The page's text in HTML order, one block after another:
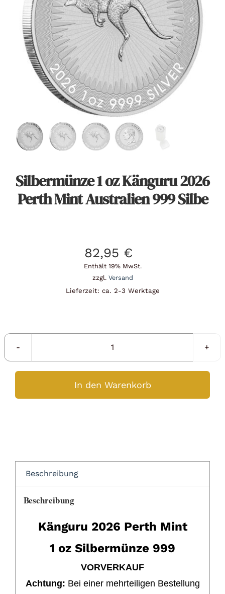
Angebote
Über Uns
Kontakt
Mein Konto
Silbermünze 1 oz Känguru 2026
Perth Mint Australien 999 Silbe
82,95 €
Enthält 19% MwSt.
zzgl. Versand
Lieferzeit: ca. 2-3 Werktage
oz
In den Warenkorb
Beschreibung
Beschreibung
Känguru 2026 Perth Mint
1 oz Silbermünze 999
VORVERKAUF
Achtung: Bei einer mehrteiligen Bestellung